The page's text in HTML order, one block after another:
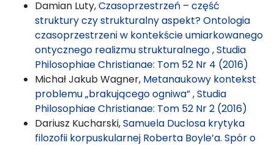
Damian Luty,Czasoprzestrzeń – część
struktury czy strukturalny aspekt? Ontologia
czasoprzestrzeni w kontekście umiarkowanego
ontycznego realizmu strukturalnego,Studia
Philosophiae Christianae: Tom 52 Nr 4 (2016)
Michał Jakub Wagner, Metanaukowy kontekst
problemu „brakującego ogniwa”,Studia
Philosophiae Christianae: Tom 52 Nr 2 (2016)
Dariusz Kucharski,Samuela Duclosa krytyka
filozofii korpuskularnej Roberta Boyle’a. Spór o